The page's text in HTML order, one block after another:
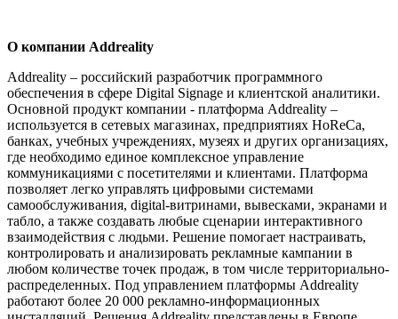
О компании Addreality
Addreality – российский разработчик программного
обеспечения в сфере Digital Signage и клиентской аналитики.
Основной продукт компании - платформа Addreality –
используется в сетевых магазинах, предприятиях HoReCa,
банках, учебных учреждениях, музеях и других организациях,
где необходимо единое комплексное управление
коммуникациями с посетителями и клиентами. Платформа
позволяет легко управлять цифровыми системами
самообслуживания, digital-витринами, вывесками, экранами и
табло, а также создавать любые сценарии интерактивного
взаимодействия с людьми. Решение помогает настраивать,
контролировать и анализировать рекламные кампании в
любом количестве точек продаж, в том числе территориально-
распределенных. Под управлением платформы Addreality
работают более 20 000 рекламно-информационных